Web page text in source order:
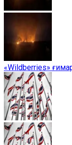
«Wildberries»